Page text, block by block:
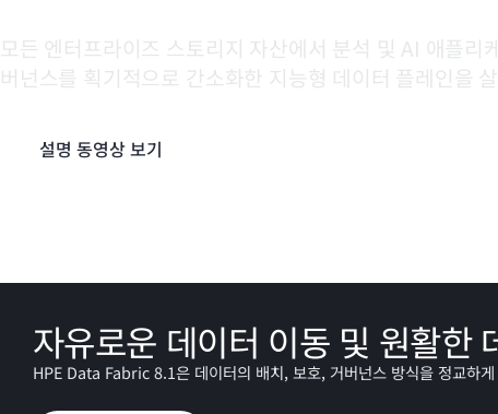
모든 엔터프라이즈 스토리지 자산에서 분석 및 AI 애플리
버넌스를 획기적으로 간소화한 지능형 데이터 플레인을
설명 동영상 보기
자유로운 데이터 이동 및 원활한
HPE Data Fabric 8.1은 데이터의 배치, 보호, 거버넌스 방식을 정교하